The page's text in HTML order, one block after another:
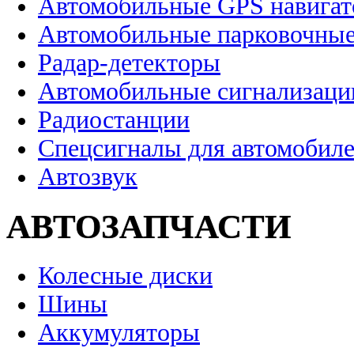
Автомобильные GPS
Автомобильные
Радар-детекторы
Автомобильные
Радиостанции
Спецсигналы для
Автозвук
АВТОЗАПЧАСТИ
Колесные диски
Шины
Аккумуляторы